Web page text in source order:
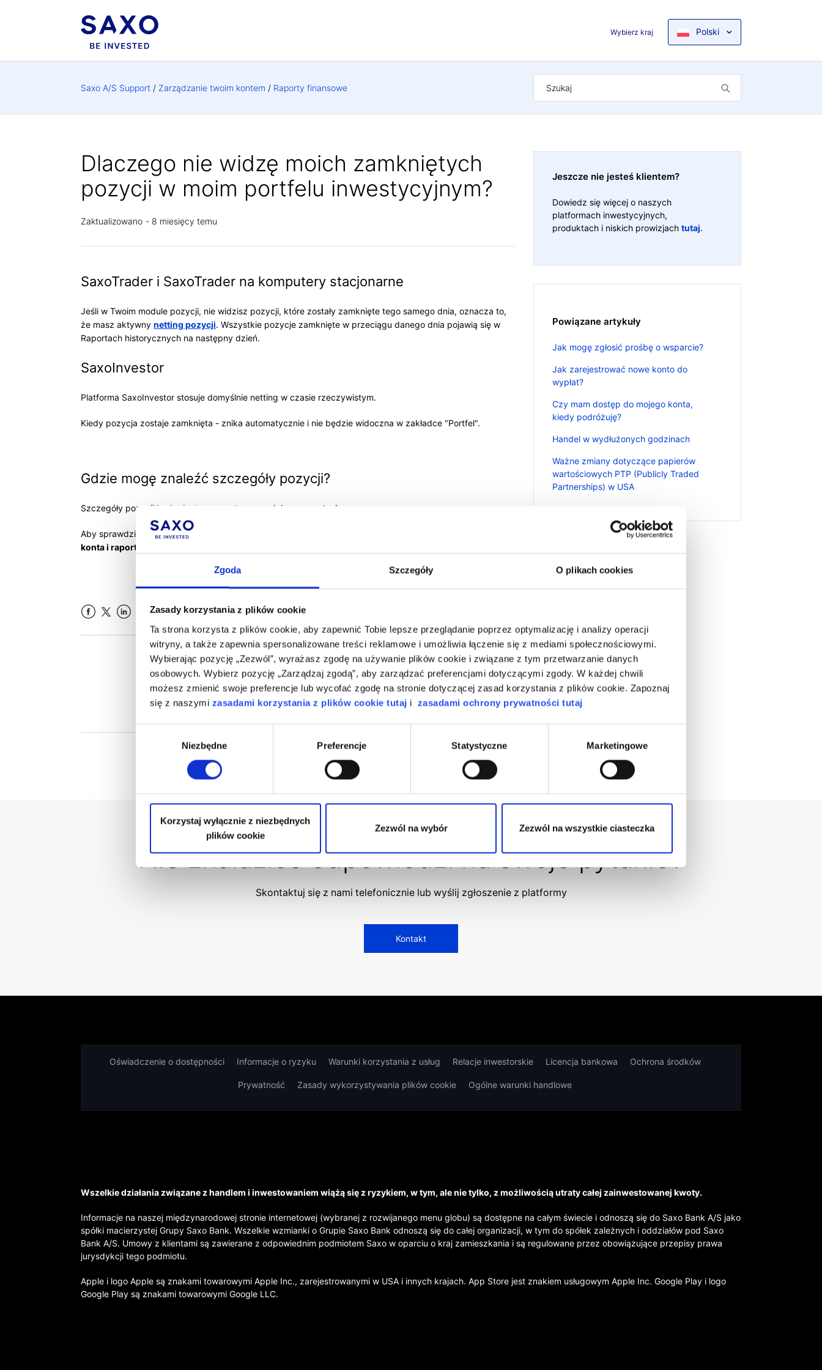
Zgoda Szczegóły O plikach cookies
Zasady korzystania z plików cookie
Ta strona korzysta z plików cookie, aby zapewnić Tobie lepsze przeglądanie poprzez optymalizację i analizy operacji
witryny, a także zapewnia spersonalizowane treści reklamowe i umożliwia łączenie się z mediami społecznościowymi.
Wybierając pozycję „Zezwól”, wyrażasz zgodę na używanie plików cookie i związane z tym przetwarzanie danych
osobowych. Wybierz pozycję „Zarządzaj zgodą”, aby zarządzać preferencjami dotyczącymi zgody. W każdej chwili
możesz zmienić swoje preferencje lub wycofać zgodę na stronie dotyczącej zasad korzystania z plików cookie. Zapoznaj
się z naszymi zasadami korzystania z plików cookie tutaj i zasadami ochrony prywatności tutaj
Wybór
Niezbędne Preferencje Statystyczne Marketingowe
Korzystaj wyłącznie z niezbędnych
plików cookie
Zezwól na wybór Zezwól na wszystkie ciasteczka
Wybierz kraj Polski
Saxo A/S Support Zarządzanie twoim kontem Raporty finansowe
Dlaczego nie widzę moich zamkniętych
pozycji w moim portfelu inwestycyjnym?
Zaktualizowano 8 miesięcy temu
SaxoTrader i SaxoTrader na komputery stacjonarne
Jeśli w Twoim module pozycji, nie widzisz pozycji, które zostały zamknięte tego samego dnia, oznacza to,
że masz aktywny netting pozycji. Wszystkie pozycje zamknięte w przeciągu danego dnia pojawią się w
Raportach historycznych na następny dzień.
SaxoInvestor
Platforma SaxoInvestor stosuje domyślnie netting w czasie rzeczywistym.
Kiedy pozycja zostaje zamknięta - znika automatycznie i nie będzie widoczna w zakładce "Portfel".
Gdzie mogę znaleźć szczegóły pozycji?
Szczegóły pozycji będą dostępne następnego dnia w raportach
Aby sprawdzić wykonanie swojej pozycji tego samego dnia, przejdź do Menu głównego
konta i raporty
LinkedIn
Czy ten artykuł był pomocny?
Jeszcze nie jesteś klientem?
Dowiedz się więcej o naszych
platformach inwestycyjnych,
produktach i niskich prowizjach tutaj.
Powiązane artykuły
Jak mogę zgłosić prośbę o wsparcie?
Jak zarejestrować nowe konto do
wypłat?
Czy mam dostęp do mojego konta,
kiedy podróżuję?
Handel w wydłużonych godzinach
Ważne zmiany dotyczące papierów
wartościowych PTP (Publicly Traded
Partnerships) w USA
Nie znalazłeś odpowiedzi na swoje pytanie?
Skontaktuj się z nami telefonicznie lub wyślij zgłoszenie z platformy
Kontakt
Oświadczenie o dostępności Informacje o ryzyku Warunki korzystania z usług Relacje inwestorskie Licencja bankowa Ochrona środków
Prywatność Zasady wykorzystywania plików cookie Ogólne warunki handlowe
Wszelkie działania związane z handlem i inwestowaniem wiążą się z ryzykiem, w tym, ale nie tylko, z możliwością utraty całej zainwestowanej kwoty.
Informacje na naszej międzynarodowej stronie internetowej (wybranej z rozwijanego menu globu) są dostępne na całym świecie i odnoszą się do Saxo Bank A/S jako
spółki macierzystej Grupy Saxo Bank. Wszelkie wzmianki o Grupie Saxo Bank odnoszą się do całej organizacji, w tym do spółek zależnych i oddziałów pod Saxo
Bank A/S. Umowy z klientami są zawierane z odpowiednim podmiotem Saxo w oparciu o kraj zamieszkania i są regulowane przez obowiązujące przepisy prawa
jurysdykcji tego podmiotu.
Apple i logo Apple są znakami towarowymi Apple Inc., zarejestrowanymi w USA i innych krajach. App Store jest znakiem usługowym Apple Inc. Google Play i logo
Google Play są znakami towarowymi Google LLC.